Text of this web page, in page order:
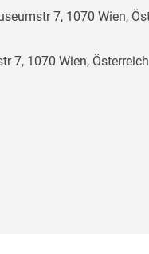
7, 1070 Wien,
7, 1070 Wien, Österreich